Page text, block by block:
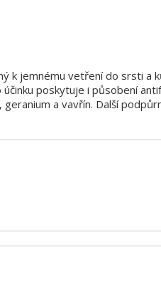
k jemnému vetření do srsti a
poskytuje i působení
a vavřín. Další